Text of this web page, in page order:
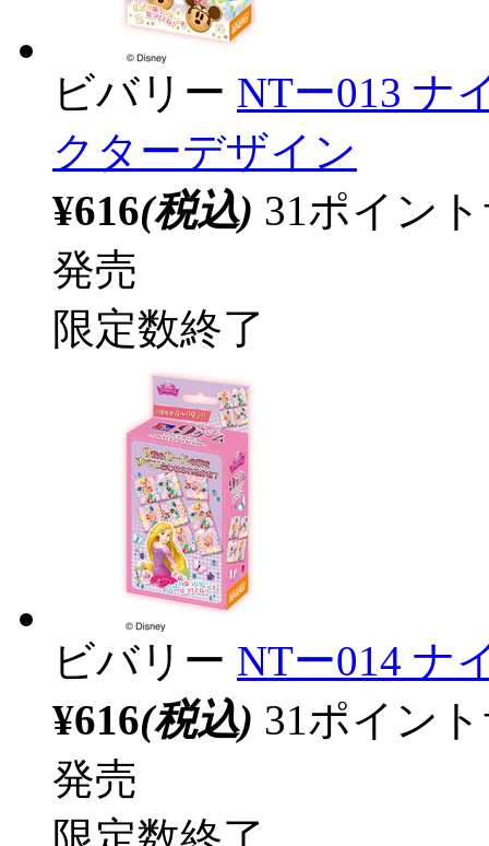
ビバリー NTー013 ナ
クターデザイン
¥616(税込) 31ポイン
発売
限定数終了
ビバリー NTー014 ナ
¥616(税込) 31ポイン
発売